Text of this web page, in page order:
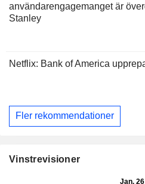
användarengagemanget är
Stanley
Netflix: Bank of America
Fler rekommendationer
Vinstrevisioner